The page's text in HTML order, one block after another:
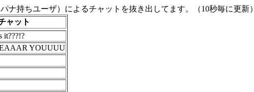
持ちユーザ）によるチャットを抜き出してます。（10秒毎に更新）
ャット
it???!?
YOUUUU